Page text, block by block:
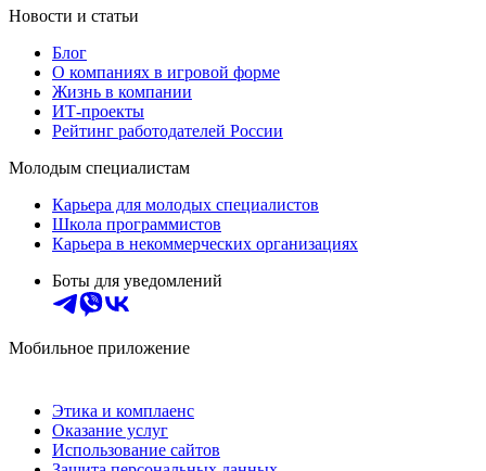
Новости и статьи
Блог
О компаниях в игровой форме
Жизнь в компании
ИТ-проекты
Рейтинг работодателей России
Молодым специалистам
Карьера для молодых специалистов
Школа программистов
Карьера в некоммерческих организациях
Боты для уведомлений
Мобильное приложение
Этика и комплаенс
Оказание услуг
Использование сайтов